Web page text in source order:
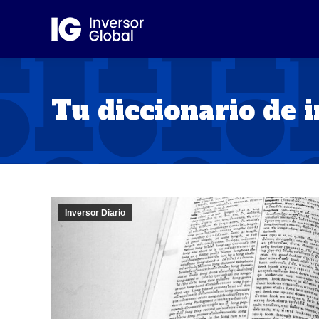
Tu diccionario de
Inversor Diario